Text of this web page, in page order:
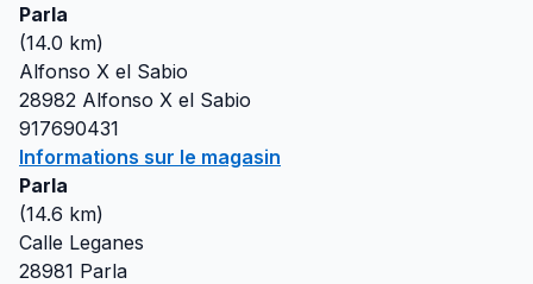
Parla
(14.0 km)
Alfonso X el Sabio
28982 Alfonso X el Sabio
917690431
Informations sur le magasin
Parla
(14.6 km)
Calle Leganes
28981 Parla